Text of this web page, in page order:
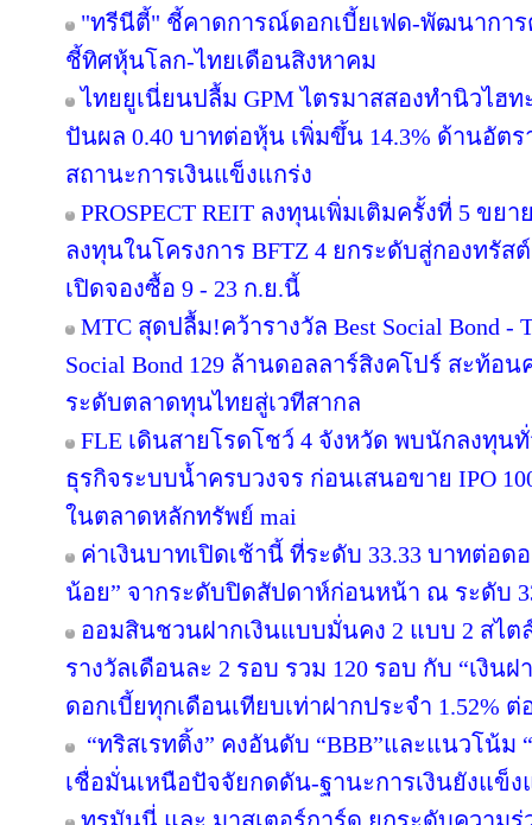
"ทรีนีตี้" ชี้คาดการณ์ดอกเบี้ยเฟด-พัฒนาการ
ชี้ทิศหุ้นโลก-ไทยเดือนสิงหาคม
ไทยยูเนี่ยนปลื้ม GPM ไตรมาสสองทำนิวไฮท
ปันผล 0.40 บาทต่อหุ้น เพิ่มขึ้น 14.3% ด้านอัต
สถานะการเงินแข็งแกร่ง
PROSPECT REIT ลงทุนเพิ่มเติมครั้งที่ 5 ขย
ลงทุนในโครงการ BFTZ 4 ยกระดับสู่กองทรั
เปิดจองซื้อ 9 - 23 ก.ย.นี้
MTC สุดปลื้ม!คว้ารางวัล Best Social Bond -
Social Bond 129 ล้านดอลลาร์สิงคโปร์ สะท้
ระดับตลาดทุนไทยสู่เวทีสากล
FLE เดินสายโรดโชว์ 4 จังหวัด พบนักลงทุน
ธุรกิจระบบน้ำครบวงจร ก่อนเสนอขาย IPO
ในตลาดหลักทรัพย์ mai
ค่าเงินบาทเปิดเช้านี้ ที่ระดับ 33.33 บาทต่อด
น้อย” จากระดับปิดสัปดาห์ก่อนหน้า ณ ระดับ
ออมสินชวนฝากเงินแบบมั่นคง 2 แบบ 2 สไต
รางวัลเดือนละ 2 รอบ รวม 120 รอบ กับ “เงิน
ดอกเบี้ยทุกเดือนเทียบเท่าฝากประจำ 1.52%
“ทริสเรทติ้ง” คงอันดับ “BBB”และแนวโน้ม
เชื่อมั่นเหนือปัจจัยกดดัน-ฐานะการเงินยังแข็ง